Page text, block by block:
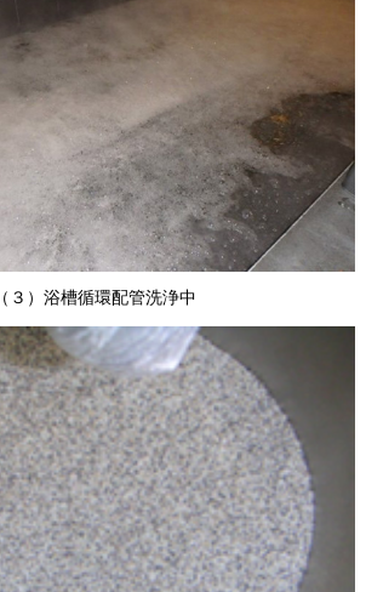
（３）浴槽循環配管洗浄中